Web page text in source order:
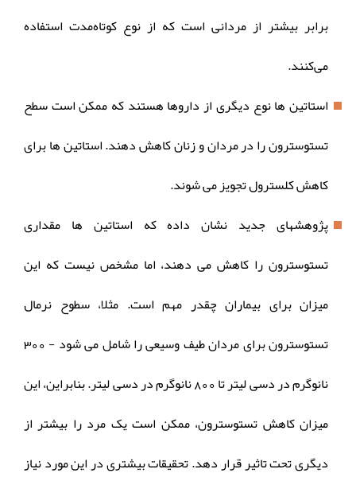
برابر بیشتر از مردانی است که از نوع کوتاه‌مدت استفاده
می‌کنند.
استاتین ها نوع دیگری از داروها هستند که ممکن است سطح
تستوسترون را در مردان و زنان کاهش دهند. استاتین ها برای
کاهش کلسترول تجویز می شوند.
پژوهشهای جدید نشان داده که استاتین ها مقداری
تستوسترون را کاهش می دهند، اما مشخص نیست که این
میزان برای بیماران چقدر مهم است. مثلا، سطوح نرمال
تستوسترون برای مردان طیف وسیعی را شامل می شود - 300
نانوگرم در دسی لیتر تا 800 نانوگرم در دسی لیتر. بنابراین، این
میزان کاهش تستوسترون، ممکن است یک مرد را بیشتر از
دیگری تحت تاثیر قرار دهد. تحقیقات بیشتری در این مورد نیاز